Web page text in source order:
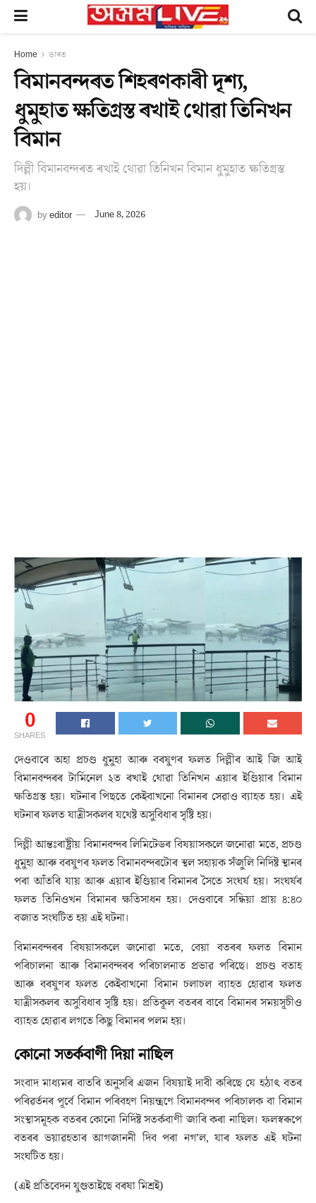
Home ভাৰত
বিমানবন্দৰত শিহৰণকাৰী দৃশ্য,
ধুমুহাত ক্ষতিগ্ৰস্ত ৰখাই থোৱা তিনিখন
বিমান
দিল্লী বিমানবন্দৰত ৰখাই থোৱা তিনিখন বিমান ধুমুহাত ক্ষতিগ্ৰস্ত
হয়।
byeditor June 8, 2026
0
SHARES
দেওবাৰে অহা প্ৰচণ্ড ধুমুহা আৰু বৰষুণৰ ফলত দিল্লীৰ আই জি আই
বিমানবন্দৰৰ টাৰ্মিনেল ২ত ৰখাই থোৱা তিনিখন এয়াৰ ইণ্ডিয়াৰ বিমান
ক্ষতিগ্ৰস্ত হয়। ঘটনাৰ পিছতে কেইবাখনো বিমানৰ সেৱাও ব্যাহত হয়। এই
ঘটনাৰ ফলত যাত্ৰীসকলৰ যথেষ্ট অসুবিধাৰ সৃষ্টি হয়।
দিল্লী আন্তঃৰাষ্ট্ৰীয় বিমানবন্দৰ লিমিটেডৰ বিষয়াসকলে জনোৱা মতে, প্ৰচণ্ড
ধুমুহা আৰু বৰষুণৰ ফলত বিমানবন্দৰটোৰ স্থল সহায়ক সঁজুলি নিৰ্দিষ্ট স্থানৰ
পৰা আঁতৰি যায় আৰু এয়াৰ ইণ্ডিয়াৰ বিমানৰ সৈতে সংঘৰ্ষ হয়। সংঘৰ্ষৰ
ফলত তিনিওখন বিমানৰ ক্ষতিসাধন হয়। দেওবাৰে সন্ধিয়া প্ৰায় ৪:৪০
বজাত সংঘটিত হয় এই ঘটনা।
বিমানবন্দৰৰ বিষয়াসকলে জনোৱা মতে, বেয়া বতৰৰ ফলত বিমান
পৰিচালনা আৰু বিমানবন্দৰৰ পৰিচালনাত প্ৰভাৱ পৰিছে। প্ৰচণ্ড বতাহ
আৰু বৰষুণৰ ফলত কেইবাখনো বিমান চলাচল ব্যাহত হোৱাৰ ফলত
যাত্ৰীসকলৰ অসুবিধাৰ সৃষ্টি হয়। প্ৰতিকূল বতৰৰ বাবে বিমানৰ সময়সূচীও
ব্যাহত হোৱাৰ লগতে কিছু বিমানৰ পলম হয়।
কোনো সতৰ্কবাণী দিয়া নাছিল
সংবাদ মাধ্যমৰ বাতৰি অনুসৰি এজন বিষয়াই দাবী কৰিছে যে হঠাৎ বতৰ
পৰিৱৰ্তনৰ পূৰ্বে বিমান পৰিবহণ নিয়ন্ত্ৰণে বিমানবন্দৰ পৰিচালক বা বিমান
সংস্থাসমূহক বতৰৰ কোনো নিৰ্দিষ্ট সতৰ্কবাণী জাৰি কৰা নাছিল। ফলস্বৰূপে
বতৰৰ ভয়াৱহতাৰ আগজাননী দিব পৰা নগ’ল, যাৰ ফলত এই ঘটনা
সংঘটিত হয়।
(এই প্ৰতিবেদন যুগুতাইছে বৰষা মিশ্ৰই)